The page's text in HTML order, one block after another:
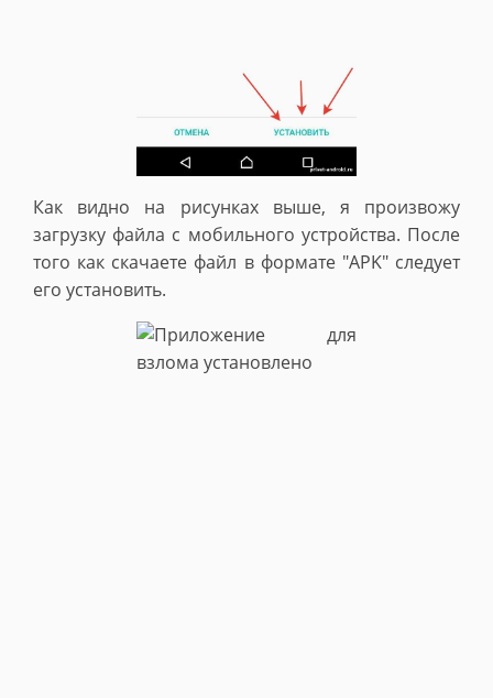
Как видно на рисунках выше, я произвожу
загрузку файла с мобильного устройства. После
того как скачаете файл в формате "APK" следует
его установить.